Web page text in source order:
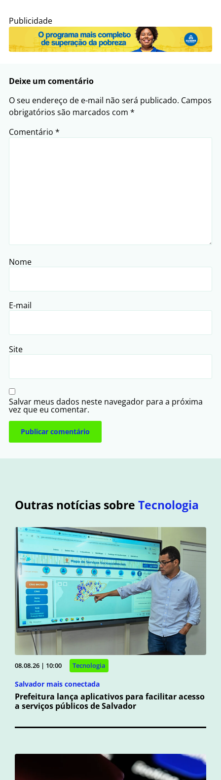
Publicidade
Deixe um comentário
O seu endereço de e-mail não será publicado. Campos
obrigatórios são marcados com *
Comentário *
Nome
E-mail
Site
Salvar meus dados neste navegador para a próxima
vez que eu comentar.
Outras notícias sobre Tecnologia
08.08.26 | 10:00 Tecnologia
Salvador mais conectada
Prefeitura lança aplicativos para facilitar acesso
a serviços públicos de Salvador